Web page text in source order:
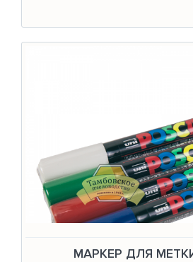
МАРКЕР ДЛЯ